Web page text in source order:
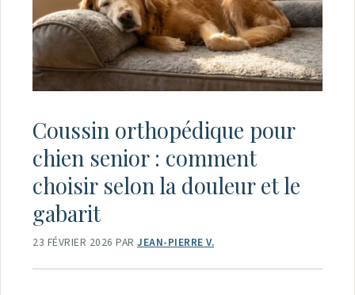
Coussin orthopédique pour
chien senior : comment
choisir selon la douleur et le
gabarit
23 FÉVRIER 2026 PAR JEAN-PIERRE V.